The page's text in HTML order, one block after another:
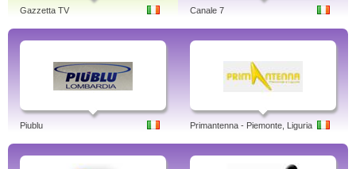
Gazzetta TV Canale 7
Piublu Primantenna - Piemonte, Liguria